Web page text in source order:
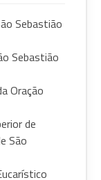
Sebastião
Sebastião
Oração
de
São